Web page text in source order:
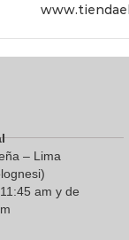
– Lima
am y de